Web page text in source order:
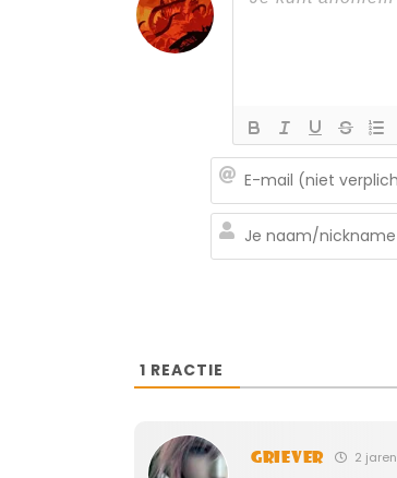
1 REACTIE
Griever 2